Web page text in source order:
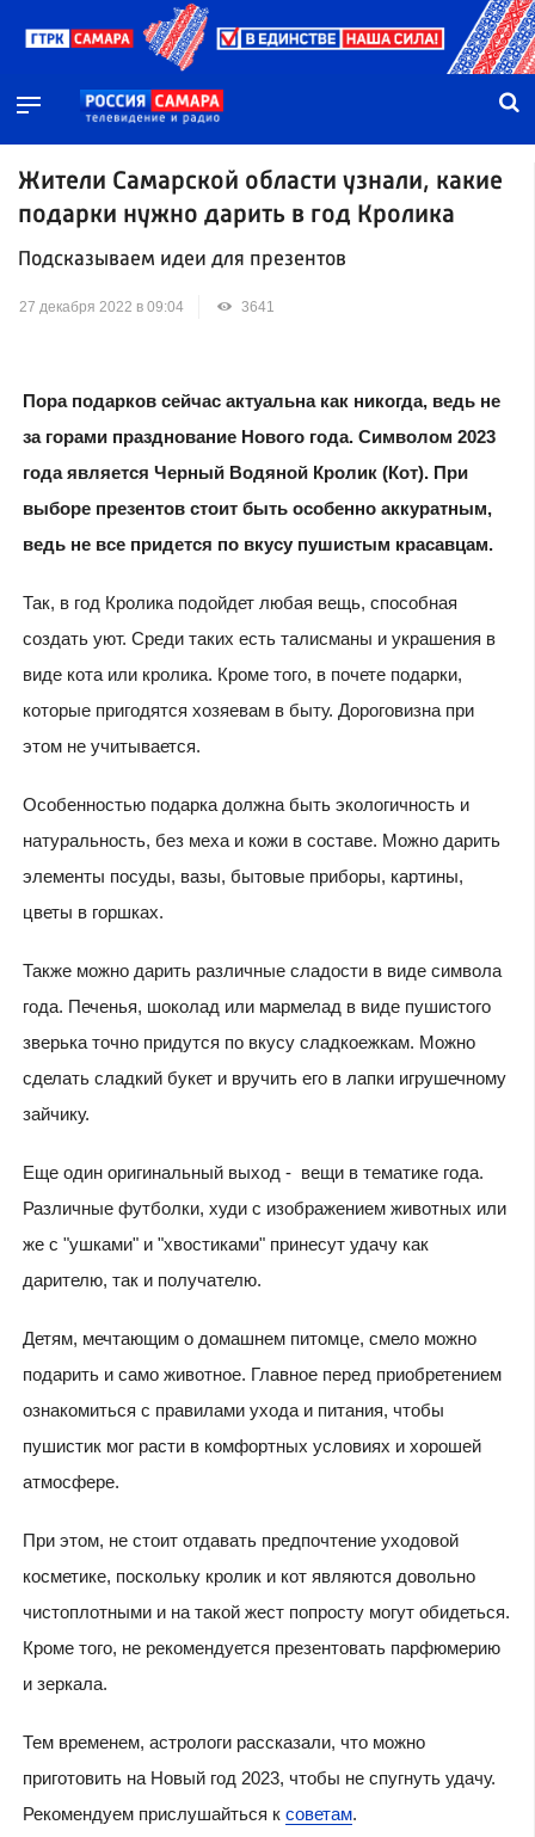
Жители Самарской области узнали, какие
подарки нужно дарить в год Кролика
Подсказываем идеи для презентов
27 декабря 2022 в 09:04 3641
Пора подарков сейчас актуальна как никогда, ведь не
за горами празднование Нового года. Символом 2023
года является Черный Водяной Кролик (Кот). При
выборе презентов стоит быть особенно аккуратным,
ведь не все придется по вкусу пушистым красавцам.
Так, в год Кролика подойдет любая вещь, способная
создать уют. Среди таких есть талисманы и украшения в
виде кота или кролика. Кроме того, в почете подарки,
которые пригодятся хозяевам в быту. Дороговизна при
этом не учитывается.
Особенностью подарка должна быть экологичность и
натуральность, без меха и кожи в составе. Можно дарить
элементы посуды, вазы, бытовые приборы, картины,
цветы в горшках.
Также можно дарить различные сладости в виде символа
года. Печенья, шоколад или мармелад в виде пушистого
зверька точно придутся по вкусу сладкоежкам. Можно
сделать сладкий букет и вручить его в лапки игрушечному
зайчику.
Еще один оригинальный выход - вещи в тематике года.
Различные футболки, худи с изображением животных или
же с "ушками" и "хвостиками" принесут удачу как
дарителю, так и получателю.
Детям, мечтающим о домашнем питомце, смело можно
подарить и само животное. Главное перед приобретением
ознакомиться с правилами ухода и питания, чтобы
пушистик мог расти в комфортных условиях и хорошей
атмосфере.
При этом, не стоит отдавать предпочтение уходовой
косметике, поскольку кролик и кот являются довольно
чистоплотными и на такой жест попросту могут обидеться.
Кроме того, не рекомендуется презентовать парфюмерию
и зеркала.
Тем временем, астрологи рассказали, что можно
приготовить на Новый год 2023, чтобы не спугнуть удачу.
Рекомендуем прислушайться к советам.